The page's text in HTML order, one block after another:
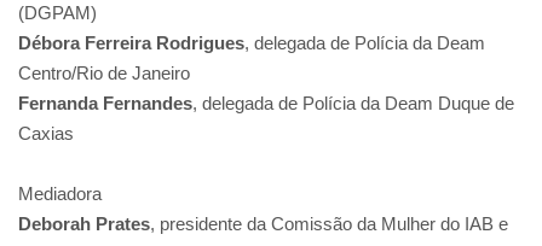
(DGPAM)
Débora Ferreira Rodrigues, delegada de Polícia da Deam
Centro/Rio de Janeiro
Fernanda Fernandes, delegada de Polícia da Deam Duque de
Caxias
Mediadora
Deborah Prates, presidente da Comissão da Mulher do IAB e